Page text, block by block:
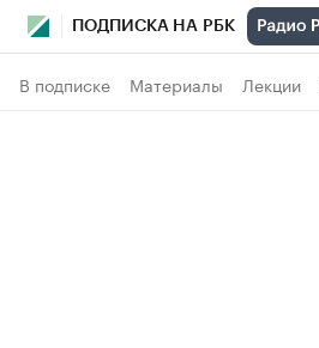
ПОДПИСКА НА РБК
В подписке Материалы Лекции